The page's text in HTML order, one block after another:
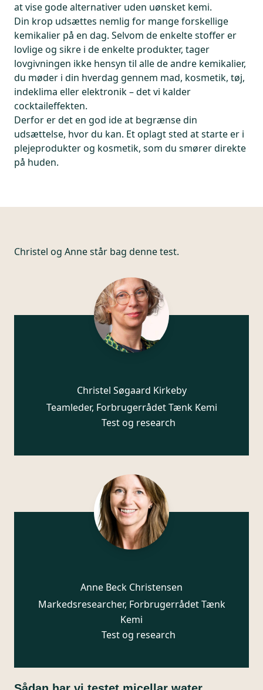
at vise gode alternativer uden uønsket kemi.
Din krop udsættes nemlig for mange forskellige
kemikalier på en dag. Selvom de enkelte stoffer er
lovlige og sikre i de enkelte produkter, tager
lovgivningen ikke hensyn til alle de andre kemikalier,
du møder i din hverdag gennem mad, kosmetik, tøj,
indeklima eller elektronik – det vi kalder
cocktaileffekten.
Derfor er det en god ide at begrænse din
udsættelse, hvor du kan. Et oplagt sted at starte er i
plejeprodukter og kosmetik, som du smører direkte
på huden.
Christel og Anne står bag denne test.
Christel Søgaard Kirkeby
Teamleder, Forbrugerrådet Tænk Kemi
Test og research
Anne Beck Christensen
Markedsresearcher, Forbrugerrådet Tænk
Kemi
Test og research